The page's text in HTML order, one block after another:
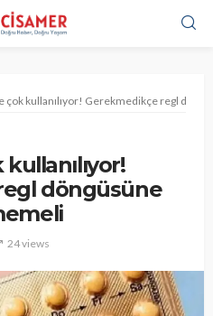
çok kullanılıyor! Gerekmedikçe regl
döngüsüne
24 views